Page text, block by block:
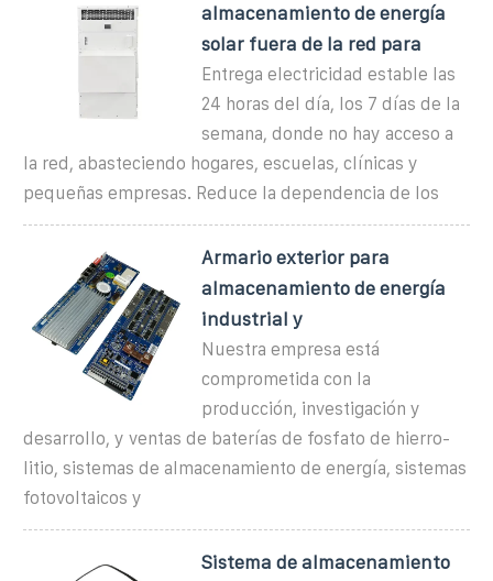
almacenamiento de energía
solar fuera de la red para
Entrega electricidad estable las
24 horas del día, los 7 días de la
semana, donde no hay acceso a
la red, abasteciendo hogares, escuelas, clínicas y
pequeñas empresas. Reduce la dependencia de los
Armario exterior para
almacenamiento de energía
industrial y
Nuestra empresa está
comprometida con la
producción, investigación y
desarrollo, y ventas de baterías de fosfato de hierro-
litio, sistemas de almacenamiento de energía, sistemas
fotovoltaicos y
Sistema de almacenamiento